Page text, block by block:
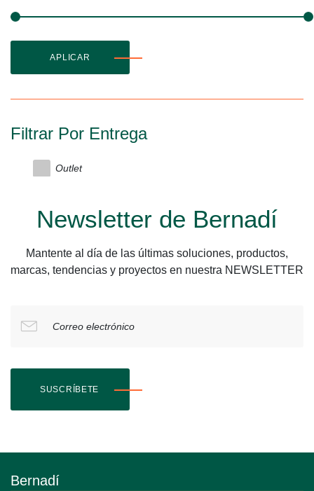
APLICAR
Filtrar Por Entrega
Outlet
Newsletter de Bernadí
Mantente al día de las últimas soluciones, productos,
marcas, tendencias y proyectos en nuestra NEWSLETTER
Correo electrónico
SUSCRÍBETE
Bernadí